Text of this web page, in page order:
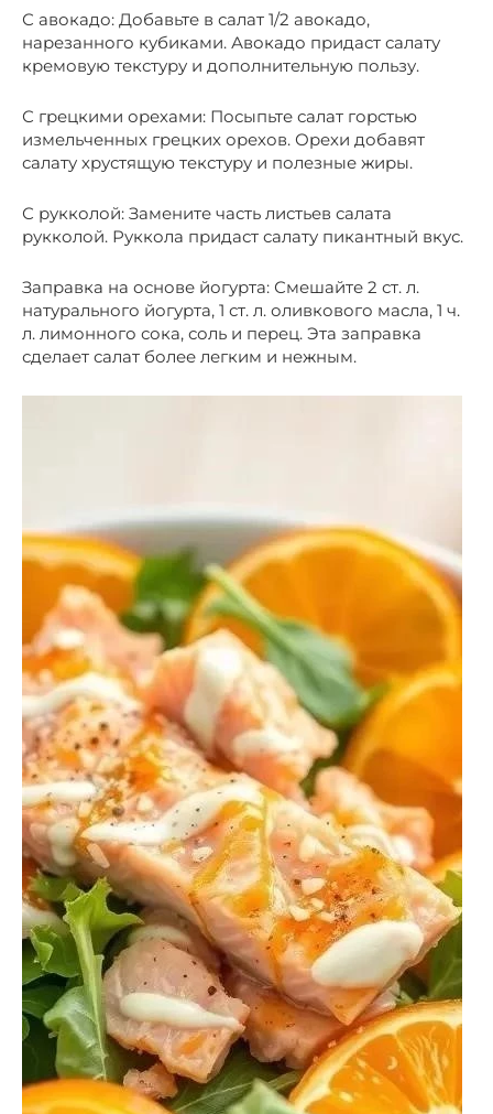
С авокадо: Добавьте в салат 1/2 авокадо,
нарезанного кубиками. Авокадо придаст салату
кремовую текстуру и дополнительную пользу.
С грецкими орехами: Посыпьте салат горстью
измельченных грецких орехов. Орехи добавят
салату хрустящую текстуру и полезные жиры.
С рукколой: Замените часть листьев салата
рукколой. Руккола придаст салату пикантный вкус.
Заправка на основе йогурта: Смешайте 2 ст. л.
натурального йогурта, 1 ст. л. оливкового масла, 1 ч.
л. лимонного сока, соль и перец. Эта заправка
сделает салат более легким и нежным.